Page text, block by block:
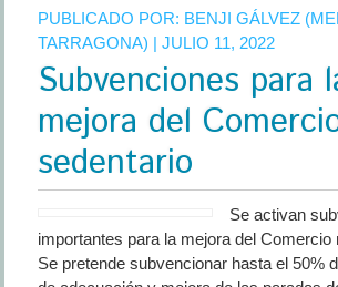
PUBLICADO POR: BENJI GÁLVEZ
TARRAGONA) | JULIO 11, 2022
Subvenciones para
mejora del
sedentario
Se activan
importantes para la mejora del Comercio
Se pretende subvencionar hasta el 50%